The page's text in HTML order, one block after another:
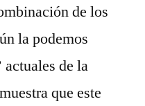
de los
la podemos
actuales de la
que este